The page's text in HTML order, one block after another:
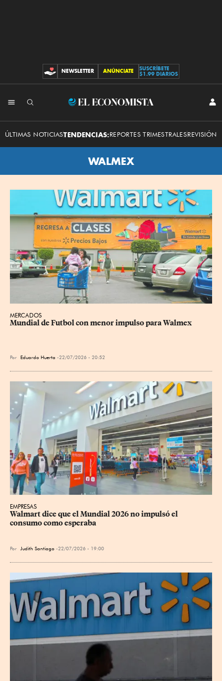
CONTRIBUCIONES
NEWSLETTER ANÚNCIATE
SUSCRÍBETE
$1.99 DIARIOS
El
Economista
ÚLTIMAS NOTICIASTENDENCIAS:REPORTES TRIMESTRALESREVISIÓN
WALMEX
MERCADOS
Mundial de Futbol con menor impulso para Walmex
Por Eduardo Huerta 22/07/2026 - 20:52
EMPRESAS
Walmart dice que el Mundial 2026 no impulsó el
consumo como esperaba
Por Judith Santiago 22/07/2026 - 19:00